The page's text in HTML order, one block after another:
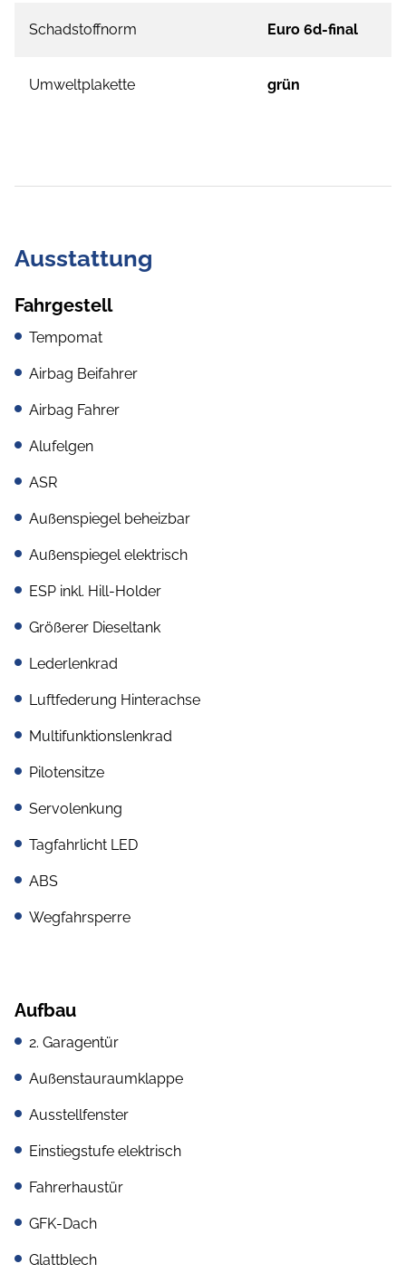
Schadstoffnorm Euro 6d-final
Umweltplakette grün
Ausstattung
Fahrgestell
Tempomat
Airbag Beifahrer
Airbag Fahrer
Alufelgen
ASR
Außenspiegel beheizbar
Außenspiegel elektrisch
ESP inkl. Hill-Holder
Größerer Dieseltank
Lederlenkrad
Luftfederung Hinterachse
Multifunktionslenkrad
Pilotensitze
Servolenkung
Tagfahrlicht LED
ABS
Wegfahrsperre
Aufbau
2. Garagentür
Außenstauraumklappe
Ausstellfenster
Einstiegstufe elektrisch
Fahrerhaustür
GFK-Dach
Glattblech